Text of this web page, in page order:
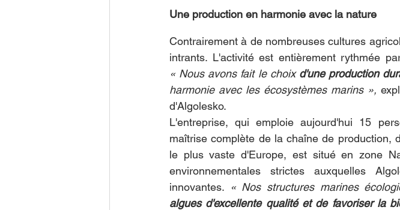
Une production en harmonie avec la nature
Contrairement à de nombreuses cultures
« Nous avons fait le choix d'une production
harmonie avec les écosystèmes marins »,
d'Algolesko.
L'entreprise, qui emploie aujourd'hui 15
maîtrise complète de la chaîne de production,
le plus vaste d'Europe, est situé en zone
environnementales strictes auxquelles
innovantes.
« Nos structures marines
algues d'excellente qualité et de favoriser la